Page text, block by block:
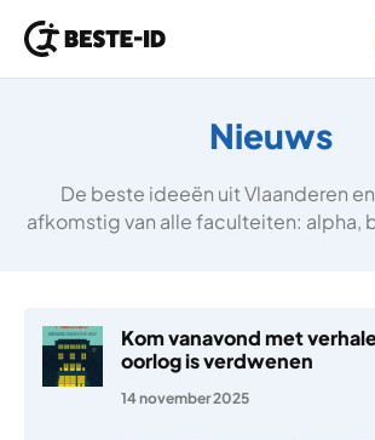
Nieuws
De beste ideeën uit Vlaanderen
afkomstig van alle faculteiten: alpha,
Kom vanavond met
oorlog is verdwenen
14 november 2025